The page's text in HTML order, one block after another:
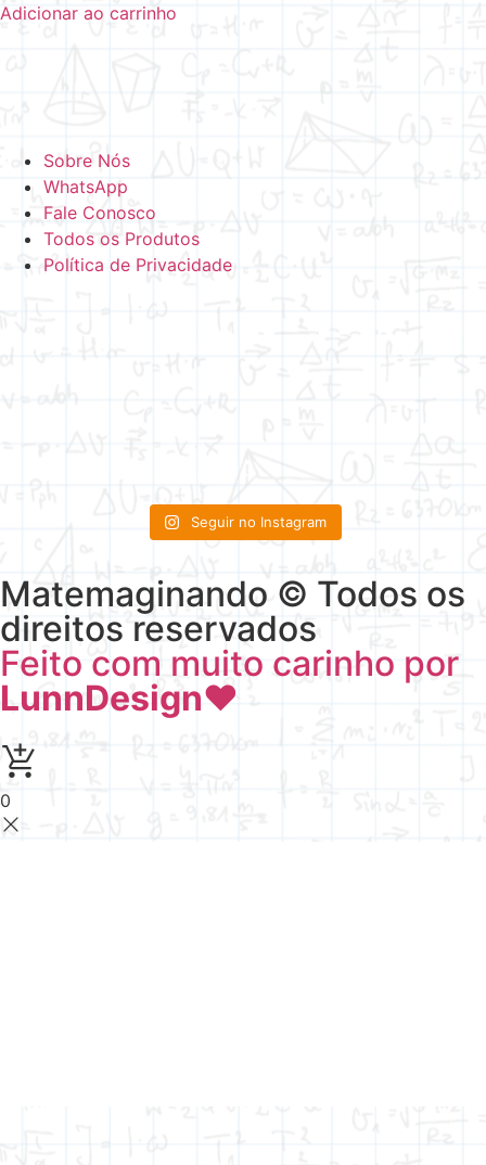
Adicionar ao carrinho
Sobre Nós
WhatsApp
Fale Conosco
Todos os Produtos
Política de Privacidade
Seguir no Instagram
Matemaginando © Todos os
direitos reservados
Feito com muito carinho por
LunnDesign♥
0